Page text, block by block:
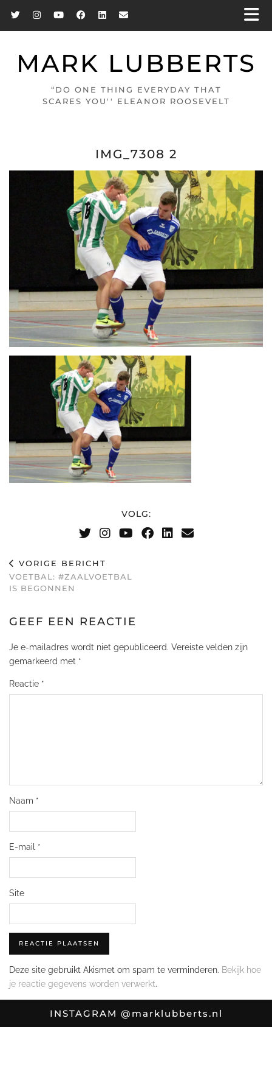
MARK LUBBERTS
“DO ONE THING EVERYDAY THAT
SCARES YOU'' ELEANOR ROOSEVELT
IMG_7308 2
VOLG:
VORIGE BERICHT
VOETBAL: #ZAALVOETBAL
IS BEGONNEN
GEEF EEN REACTIE
Je e-mailadres wordt niet gepubliceerd. Vereiste velden zijn
gemarkeerd met *
Reactie *
Naam *
E-mail *
Site
Deze site gebruikt Akismet om spam te verminderen. Bekijk hoe
je reactie gegevens worden verwerkt.
INSTAGRAM @marklubberts.nl